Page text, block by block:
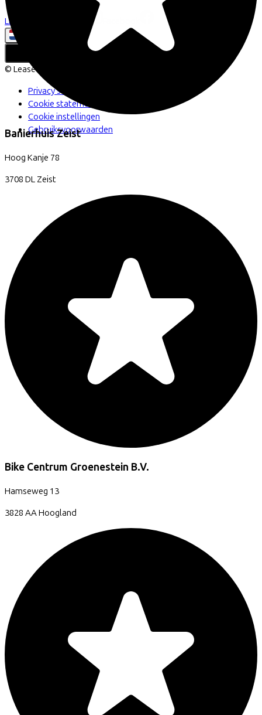
Banierhuis Zeist
Hoog Kanje 78
3708 DL Zeist
Bike Centrum Groenestein B.V.
Hamseweg 13
3828 AAHoogland
LinkedIn
© Lease a Bike. All Rights Reserved.
Privacy statement
Cookie statement
Cookie instellingen
Gebruiksvoorwaarden